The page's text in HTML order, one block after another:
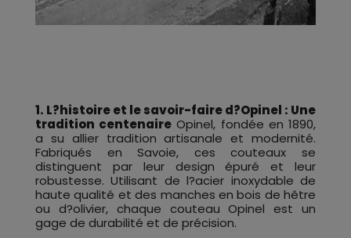
1. L?histoire et le savoir-faire d?Opinel : Une
tradition centenaire Opinel, fondée en 1890,
a su allier tradition artisanale et modernité.
Fabriqués en Savoie, ces couteaux se
distinguent par leur design épuré et leur
robustesse. Utilisant de l?acier inoxydable de
haute qualité et des manches en bois de hêtre
ou d?olivier, chaque couteau Opinel est un
gage de durabilité et de précision.